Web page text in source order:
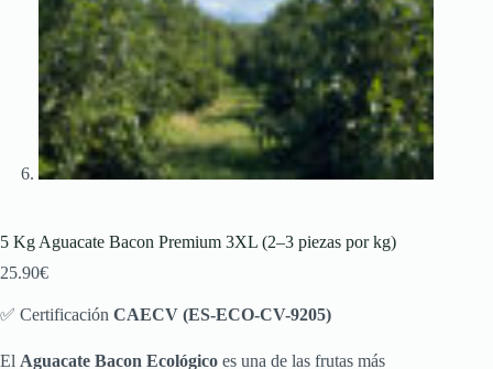
5 Kg Aguacate Bacon Premium 3XL (2–3 piezas por kg)
25.90€
✅ Certificación CAECV (ES-ECO-CV-9205)
El Aguacate Bacon Ecológico es una de las frutas más